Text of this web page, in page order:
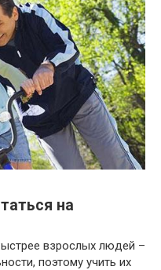
на
взрослых людей –
поэтому учить их